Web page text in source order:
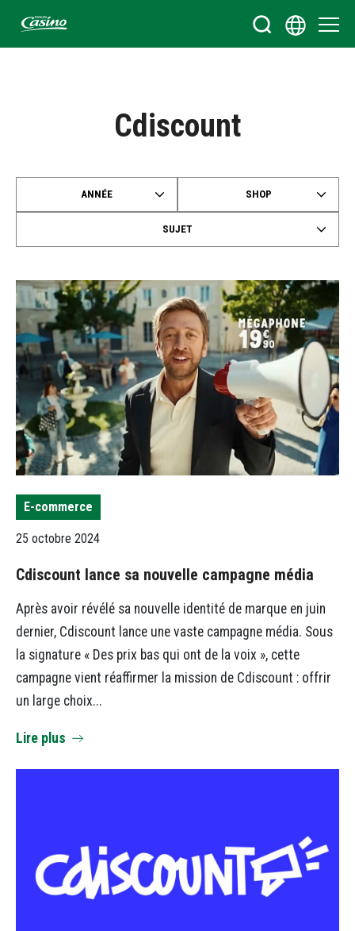
Bienvenue sur le site du Groupe Casino
Cdiscount
ANNÉE SHOP
SUJET
E-commerce
25 octobre 2024
Cdiscount lance sa nouvelle campagne média
Après avoir révélé sa nouvelle identité de marque en juin
dernier, Cdiscount lance une vaste campagne média. Sous
la signature « Des prix bas qui ont de la voix », cette
campagne vient réaffirmer la mission de Cdiscount : offrir
un large choix...
Lire plus